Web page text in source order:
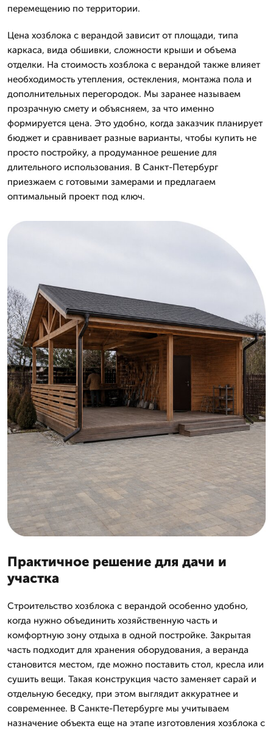
перемещению по территории.
Цена хозблока с верандой зависит от площади, типа
каркаса, вида обшивки, сложности крыши и объема
отделки. На стоимость хозблока с верандой также влияет
необходимость утепления, остекления, монтажа пола и
дополнительных перегородок. Мы заранее называем
прозрачную смету и объясняем, за что именно
формируется цена. Это удобно, когда заказчик планирует
бюджет и сравнивает разные варианты, чтобы купить не
просто постройку, а продуманное решение для
длительного использования. В Санкт-Петербург
приезжаем с готовыми замерами и предлагаем
оптимальный проект под ключ.
Практичное решение для дачи и
участка
Строительство хозблока с верандой особенно удобно,
когда нужно объединить хозяйственную часть и
комфортную зону отдыха в одной постройке. Закрытая
часть подходит для хранения оборудования, а веранда
становится местом, где можно поставить стол, кресла или
сушить вещи. Такая конструкция часто заменяет сарай и
отдельную беседку, при этом выглядит аккуратнее и
современнее. В Санкте-Петербурге мы учитываем
назначение объекта еще на этапе изготовления хозблока с